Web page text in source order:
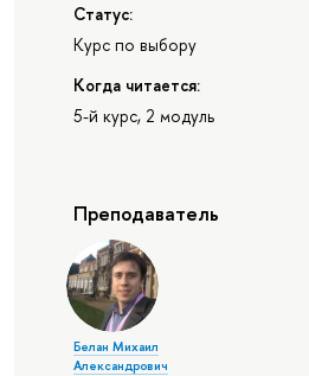
Статус:
Курс по выбору
Когда читается:
5-й курс, 2 модуль
Преподаватель
Белан Михаил
Александрович